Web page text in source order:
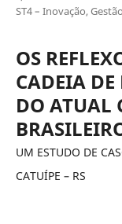
ST4 – Inovação,
OS
CADEIA
DO ATUAL
UM ESTUDO DE
CATUÍPE – RS